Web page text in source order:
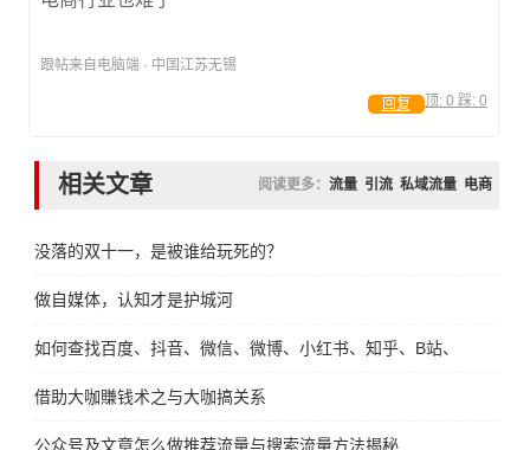
跟帖来自电脑端 · 中国江苏无锡
顶: 0 踩: 0
回复
相关文章 阅读更多： 流量 引流 私域流量 电商
没落的双十一，是被谁给玩死的？
做自媒体，认知才是护城河
如何查找百度、抖音、微信、微博、小红书、知乎、B站、视频号
借助大咖賺钱术之与大咖搞关系
公众号及文章怎么做推荐流量与搜索流量方法揭秘